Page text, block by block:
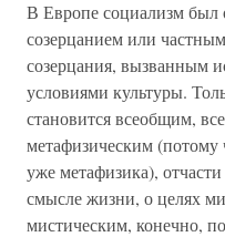
В Европе социализм
созерцанием или
созерцания, вызванным
условиями культуры.
становится всеобщим,
метафизическим (потому
уже метафизика),
смысле жизни, о целях
мистическим, конечно,